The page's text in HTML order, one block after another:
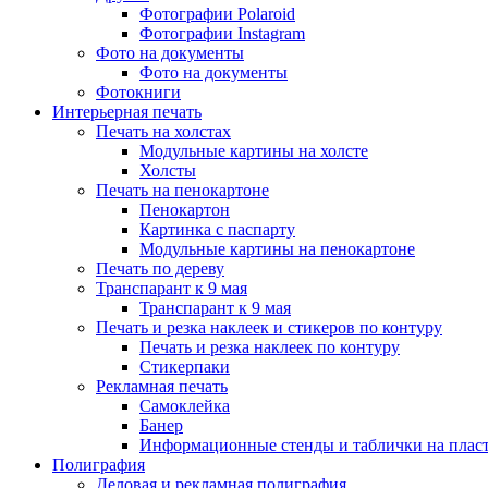
Фотографии Polaroid
Фотографии Instagram
Фото на документы
Фото на документы
Фотокниги
Интерьерная печать
Печать на холстах
Модульные картины на холсте
Холсты
Печать на пенокартоне
Пенокартон
Картинка с паспарту
Модульные картины на пенокартоне
Печать по дереву
Транспарант к 9 мая
Транспарант к 9 мая
Печать и резка наклеек и стикеров по контуру
Печать и резка наклеек по контуру
Стикерпаки
Рекламная печать
Самоклейка
Банер
Информационные стенды и таблички на
Полиграфия
Деловая и рекламная полиграфия